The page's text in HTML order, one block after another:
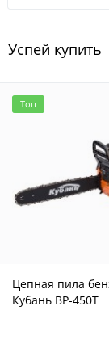
Успей купить
Топ
Цепная пила
Кубань BP-450T